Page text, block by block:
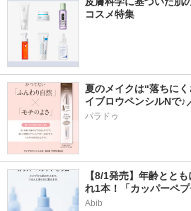
コスメ特集
夏のメイクは“落ちに
イブロウペンシルNで♪
パラドゥ
【8/1発売】年齢とと
れ1本！「カッパーペ
Abib